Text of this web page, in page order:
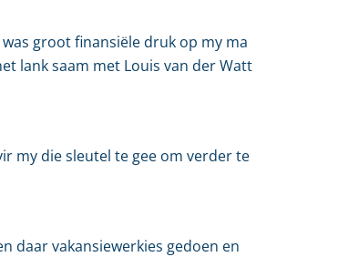
groot finansiële druk op my ma
lank saam met Louis van der Watt
my die sleutel te gee om verder te
daar vakansiewerkies gedoen en